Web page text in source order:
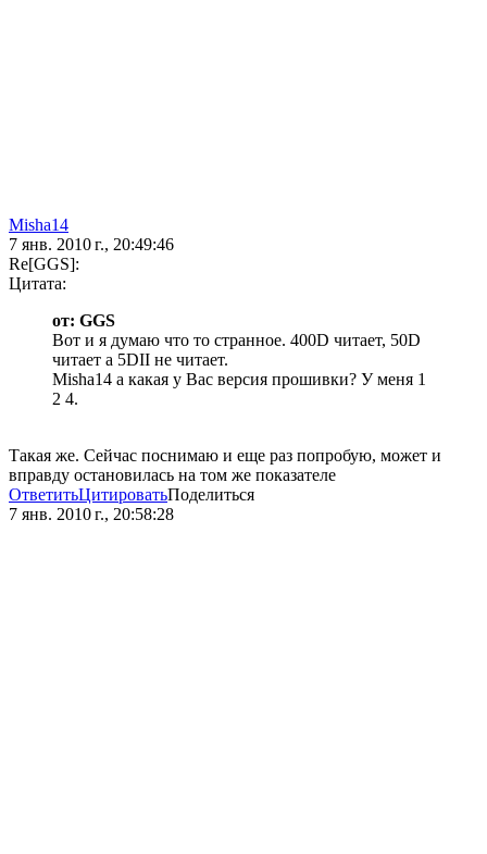
Misha14
7 янв. 2010 г., 20:49:46
Re[GGS]:
Цитата:
от: GGS
Вот и я думаю что то странное. 400D читает, 50D
читает а 5DII не читает.
Misha14 а какая у Вас версия прошивки? У меня 1
2 4.
Такая же. Сейчас поснимаю и еще раз попробую, может и
вправду остановилась на том же показателе
ОтветитьЦитироватьПоделиться
7 янв. 2010 г., 20:58:28